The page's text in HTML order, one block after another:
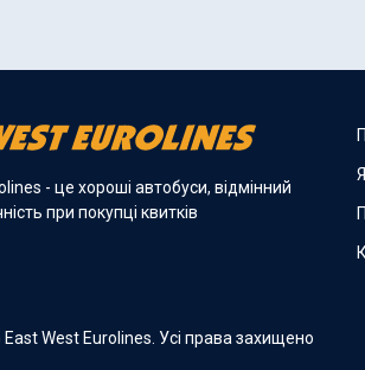
- це хороші автобуси, відмінний
при покупці квитків
West Eurolines. Усі права захищено